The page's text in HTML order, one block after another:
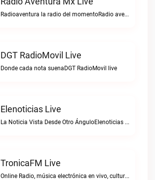
Radioaventura la radio del momentoRadio aventura mx live
DGT RadioMovil Live
Donde cada nota suenaDGT RadioMovil live
Elenoticias Live
La Noticia Vista Desde Otro ÁnguloElenoticias live
TronicaFM Live
Online Radio, música electrónica en vivo, cultura electrónica, Top 10 semanal, videos, descargasTronicaFM live